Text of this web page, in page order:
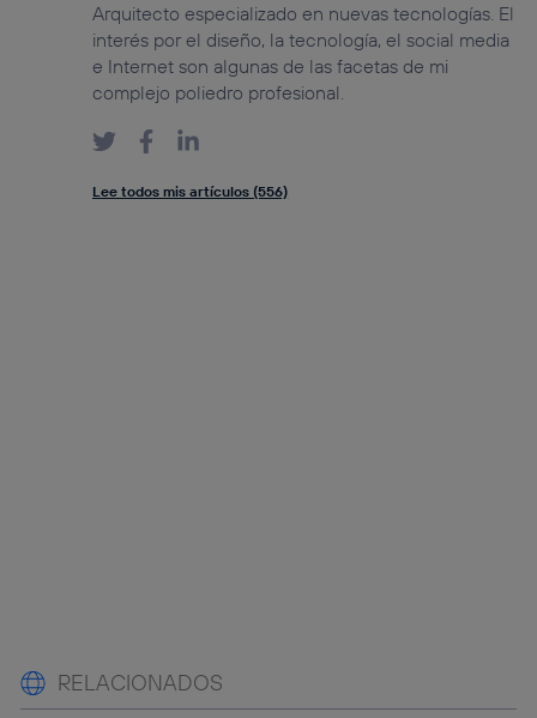
Arquitecto especializado en nuevas tecnologías. El
interés por el diseño, la tecnología, el social media
e Internet son algunas de las facetas de mi
complejo poliedro profesional.
Lee todos mis artículos (556)
RELACIONADOS